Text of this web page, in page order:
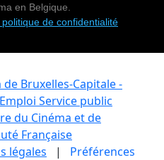
en Belgique.
de confidentialité
de Bruxelles-Capitale -
Service public
du Cinéma et de
Française
légales | Préférences